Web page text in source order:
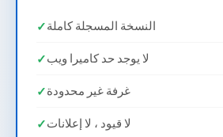
النسخة المسجلة كاملة
لا يوجد حد كاميرا ويب
غرفة غير محدودة
لا قيود ، لا إعلانات